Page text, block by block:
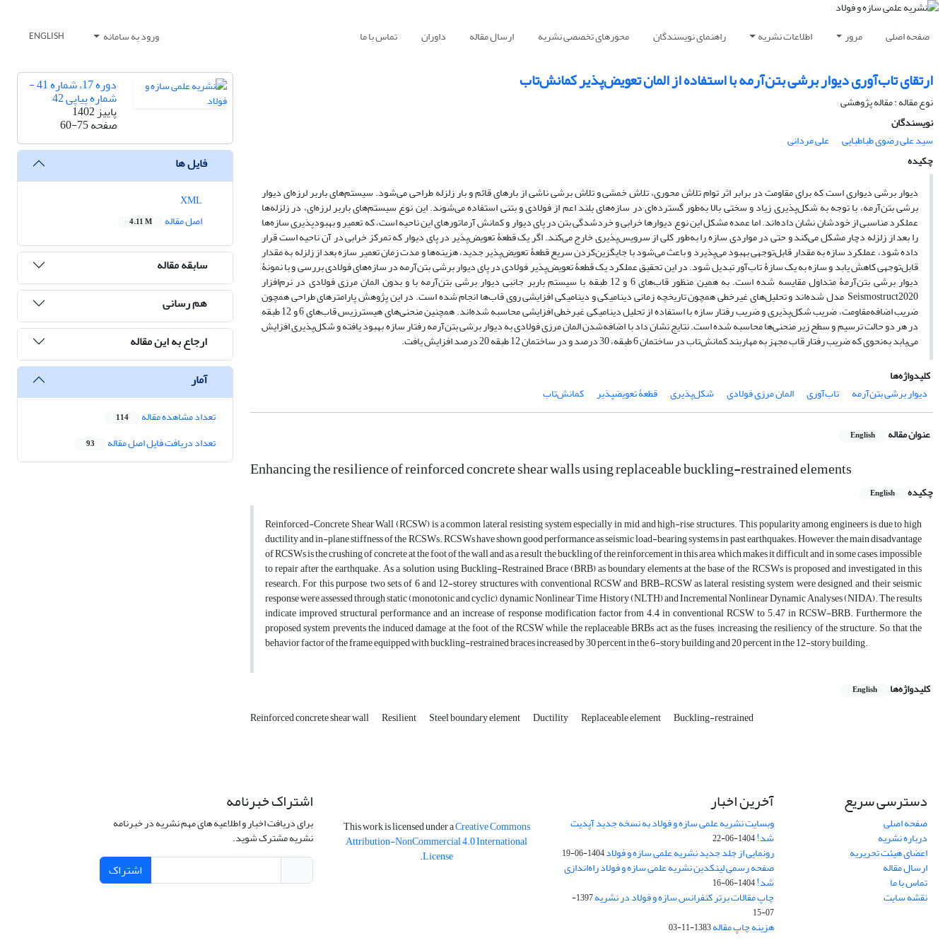
صفحه اصلی مرور اطلاعات نشریه راهنمای نویسندگان محورهای تخصصی نشریه ارسال مقاله داوران تماس با ما ورود به سامانه ENGLISH
ارتقای تاب‌آوری دیوار برشی بتن‌آرمه با استفاده از المان تعویض‌پذیر کمانش‌تاب
نوع مقاله : مقاله پژوهشی
نویسندگان
سید علی رضوی طباطبایی
علی مردانی
چکیده
دیوار برشی دیواری است که برای مقاومت در برابر اثر توام تلاش محوری، تلاش خمشی و تلاش برشی ناشی از بارهای قائم و بار زلزله طراحی می‌شود. سیستم‌های باربر لرزه‌ای دیوار
برشی بتن‌آرمه، با توجه به شکل‌پذیری زیاد و سختی بالا به‌طور گسترده‌ای در سازه‌های بلند اعم از فولادی و بتنی استفاده می‌شوند. این نوع سیستم‌های باربر لرزه‌ای، در زلزله‌ها
عملکرد مناسبی از خودشان نشان داده‌اند. اما عمده مشکل این نوع دیوارها خرابی و خردشدگی بتن در پای دیوار و کمانش آرماتورهای این ناحیه است، که تعمیر و بهبودپذیری سازه‌ها
را بعد از زلزله دچار مشکل می‌کند و حتی در مواردی سازه را به‌طور کلی از سرویس‌پذیری خارج می‌کند. اگر یک قطعۀ تعویض‌پذیر در پای دیوار که تمرکز خرابی در آن ناحیه است قرار
داده شود، عملکرد سازه به مقدار قابل‌توجهی بهبود می‌پذیرد و باعث می‌شود با جایگزین‌کردن سریع قطعۀ تعویض‌پذیر جدید، هزینه‌ها و مدت زمان تعمیر سازه بعد از زلزله به مقدار
قابل‌توجهی کاهش یابد و سازه به یک سازۀ تاب‌آور تبدیل شود. در این تحقیق عملکرد یک قطعۀ تعویض‌پذیر فولادی در پای دیوار برشی بتن‌آرمه در سازه‌های فولادی بررسی و با نمونۀ
دیوار برشی بتن‌آرمۀ متداول مقایسه شده است. به همین منظور قاب‌های 6 و 12 طبقه با سیستم باربر جانبی دیوار برشی بتن‌آرمه با و بدون المان مرزی فولادی در نرم‌افزار
Seismostruct2020 مدل شده‌اند و تحلیل‌های غیرخطی همچون تاریخچه زمانی دینامیکی و دینامیکی افزایشی روی قاب‌ها انجام شده است. در این پژوهش پارامترهای طراحی همچون
ضریب اضافه‌مقاومت، ضریب شکل‌پذیری و ضریب رفتار سازه با استفاده از تحلیل دینامیکی غیرخطی افزایشی محاسبه شده‌اند. همچنین منحنی‌های هیسترزیس قاب‌های 6 و 12 طبقه
در هر دو حالت ترسیم و سطح زیر منحنی‌ها محاسبه شده است. نتایج نشان داد با اضافه‌شدن المان مرزی فولادی به دیوار برشی بتن‌آرمه رفتار سازه بهبود یافته و شکل‌پذیری افزایش
می‌یابد به‌نحوی که ضریب رفتار قاب مجهز به مهاربند کمانش‌تاب در ساختمان 6 طبقه، 30 درصد و در ساختمان 12 طبقه 20 درصد افزایش یافت.
کلیدواژه‌ها
دیوار برشی بتن‌آرمه
تاب‌آوری المان مرزی فولادی شکل‌پذیری قطعۀ تعویضپذیر کمانش‌تاب
عنوان مقاله English
Enhancing the resilience of reinforced concrete shear walls using replaceable buckling-restrained elements
چکیده English
Reinforced-Concrete Shear Wall (RCSW) is a common lateral resisting system especially in mid and high-rise structures. This popularity among engineers is due to high
ductility and in-plane stiffness of the RCSWs. RCSWs have shown good performance as seismic load-bearing systems in past earthquakes. However, the main disadvantage
of RCSWs is the crushing of concrete at the foot of the wall and as a result the buckling of the reinforcement in this area, which makes it difficult and, in some cases, impossible
to repair after the earthquake. As a solution, using Buckling-Restrained Brace (BRB) as boundary elements at the base of the RCSWs is proposed and investigated in this
research. For this purpose, two sets of 6 and 12-storey structures with conventional RCSW and BRB-RCSW as lateral resisting system were designed, and their seismic
response were assessed through static (monotonic and cyclic), dynamic Nonlinear Time History (NLTH) and Incremental Nonlinear Dynamic Analyses (NIDA). The results
indicate improved structural performance and an increase of response modification factor from 4.4 in conventional RCSW to 5.47 in RCSW-BRB. Furthermore, the
proposed system prevents the induced damage at the foot of the RCSW while the replaceable BRBs act as the fuses, increasing the resiliency of the structure. So that the
behavior factor of the frame equipped with buckling-restrained braces increased by 30 percent in the 6-story building and 20 percent in the 12-story building.
کلیدواژه‌ها English
Reinforced concrete shear wall Resilient Steel boundary element Ductility Replaceable element Buckling-restrained
دوره 17، شماره 41 -
شماره پیاپی 42
پاییز 1402
صفحه60-75
فایل ها
اصل مقاله
4.11 M
سابقه مقاله
هم رسانی
ارجاع به این مقاله
آمار
تعداد مشاهده مقاله 114
تعداد دریافت فایل اصل مقاله 93
دسترسی سریع
صفحه اصلی
درباره نشریه
اعضای هیئت تحریریه
ارسال مقاله
تماس با ما
نقشه سایت
آخرین اخبار
وبسایت نشریه علمی سازه و فولاد به نسخه جدید آپدیت
شد!1404-06-22
رونمایی از جلد جدید نشریه علمی سازه و فولاد1404-06-19
صفحه رسمی لینکدین نشریه علمی سازه و فولاد راه‌اندازی
شد!1404-06-16
چاپ مقالات برتر کنفرانس سازه و فولاد در نشریه
1397-
07-15
هزینه چاپ مقاله1383-11-03
This work is licensed under aCreative Commons
Attribution-NonCommercial 4.0 International
License
.
اشتراک خبرنامه
برای دریافت اخبار و اطلاعیه های مهم نشریه در خبرنامه
نشریه مشترک شوید.
اشتراک